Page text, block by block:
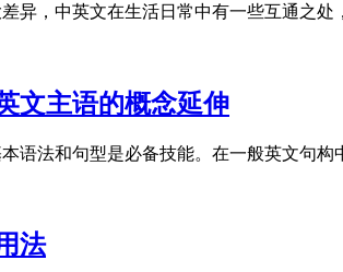
异，中英文在生活日常中有一些互通之处
文主语的概念延伸
语法和句型是必备技能。在一般英文句构
法